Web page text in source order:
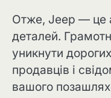
Отже, Jeep — це
деталей.
уникнути
продавців і
вашого